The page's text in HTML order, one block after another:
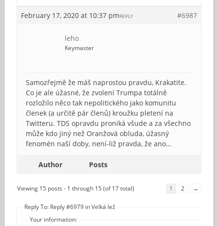
February 17, 2020 at 10:37 pm #6987
REPLY
leho
Keymaster
Samozřejmě že máš naprostou pravdu, Krakatite.
Co je ale úžasné, že zvolení Trumpa totálně
rozložilo něco tak nepolitického jako komunitu
členek (a určitě pár členů) kroužku pletení na
Twitteru. TDS opravdu proniká všude a za všechno
může kdo jiný než Oranžová obluda, úžasný
fenomén naší doby, není-liž pravda, že ano…
Author Posts
Viewing 15 posts - 1 through 15 (of 17 total) 1 2 →
Reply To: Reply #6979 in Velká lež
Your information: